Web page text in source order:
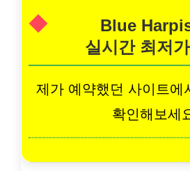
Blue
실시간 최저
제가 예약했던 사이트에
확인해보세